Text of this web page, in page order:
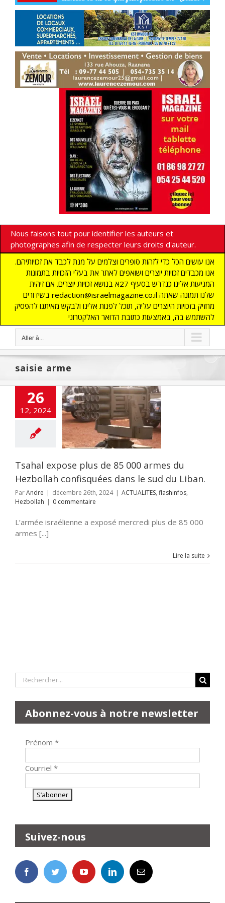
Nous faisons tout pour identifier les auteurs et
photographes afin de respecter leurs droits d'auteur.
אנו עושים הכל כדי לזהות סופרים וצלמים על מנת לכבד את זכויותיהם.
אנו מכבדים זכויות יוצרים ושואפים לאתר את בעלי הזכויות בתמונות
המגיעות אלינו כנדרש בסעיף 27א בנושא זכויות יוצרים. אם זיהית
בשידורים redaction@israelmagazine.co.il שלנו תמונה שאתה
מחזיק בזכויות היוצרים עליה, תוכל לפנות אלינו ולבקש מאיתנו להפסיק
להשתמש בה, באמצעות כתובת הדואר האלקטרוני
Aller à...
saisie arme
26
12, 2024
plus de
armes du
du Liban.
Tsahal expose plus de 85 000 armes du
Hezbollah confisquées dans le sud du Liban.
ParAndre | décembre 26th, 2024 | ACTUALITES, flashinfos,
Hezbollah | 0 commentaire
L’armée israélienne a exposé mercredi plus de 85 000
armes [...]
Lire la suite
Rechercher:
Abonnez-vous à notre newsletter
Prénom *
Courriel *
Suivez-nous